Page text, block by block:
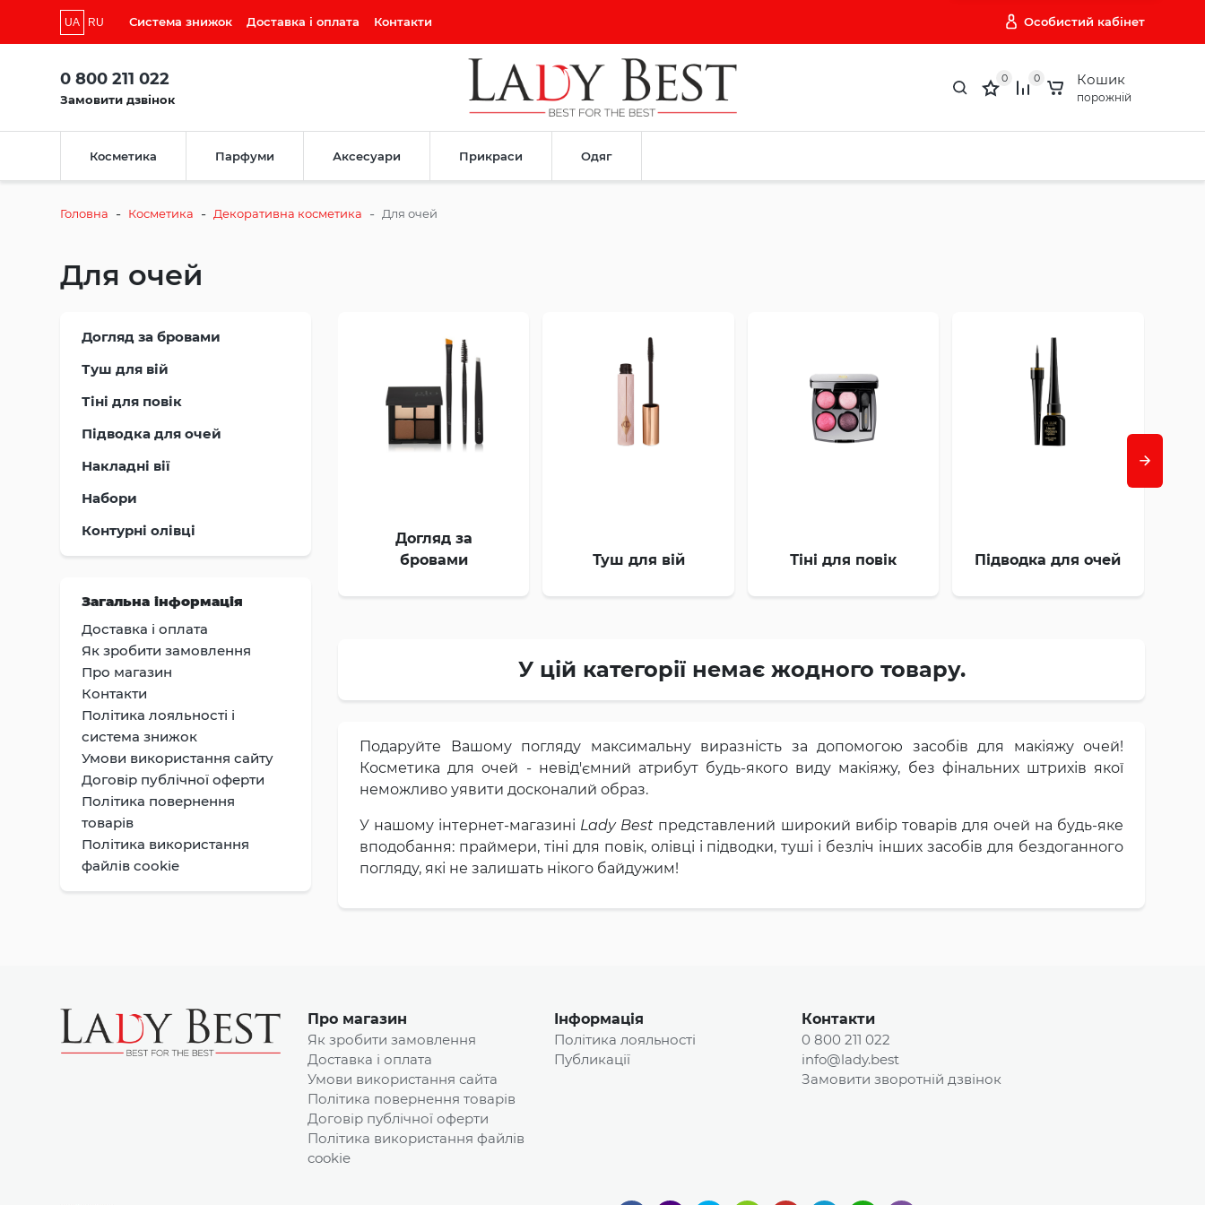
UA RU Система знижок Доставка і оплата Контакти Особистий кабінет
0 800 211 022
Замовити дзвінок
0 0 Кошик
порожній
Косметика Парфуми Аксесуари Прикраси Одяг
Головна - Косметика - Декоративна косметика - Для очей
Для очей
Догляд за бровами
Туш для вій
Тіні для повік
Підводка для очей
Накладні вії
Набори
Контурні олівці
Загальна інформація
Доставка i оплата
Як зробити замовлення
Про магазин
Контакти
Політика лояльності і
система знижок
Умови використання сайту
Договір публічної оферти
Політика повернення
товарів
Політика використання
файлів cookie
Догляд за
бровами
Туш для вій Тіні для повік Підводка для очей
У цій категорії немає жодного товару.
Подаруйте Вашому погляду максимальну виразність за допомогою засобів для макіяжу очей!
Косметика для очей - невід'ємний атрибут будь-якого виду макіяжу, без фінальних штрихів якої
неможливо уявити досконалий образ.
У нашому інтернет-магазині Lady Best представлений широкий вибір товарів для очей на будь-яке
вподобання: праймери, тіні для повік, олівці і підводки, туші і безліч інших засобів для бездоганного
погляду, які не залишать нікого байдужим!
Про магазин
Як зробити замовлення
Доставка і оплата
Умови використання сайта
Політика повернення товарів
Договір публічної оферти
Політика використання файлів
cookie
Інформація
Політика лояльності
Публикації
Контакти
0 800 211 022
info@lady.best
Замовити зворотній дзвінок